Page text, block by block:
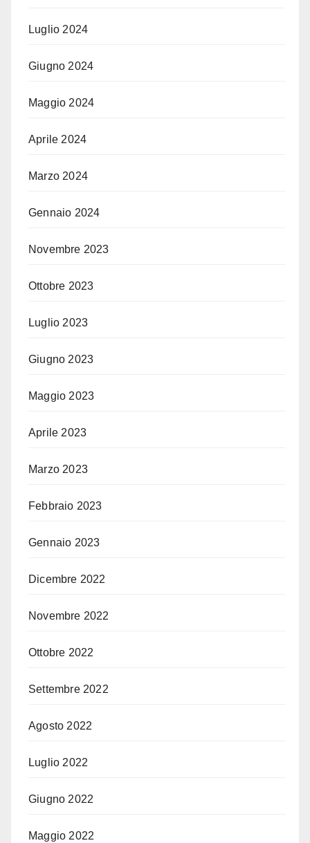
Luglio 2024
Giugno 2024
Maggio 2024
Aprile 2024
Marzo 2024
Gennaio 2024
Novembre 2023
Ottobre 2023
Luglio 2023
Giugno 2023
Maggio 2023
Aprile 2023
Marzo 2023
Febbraio 2023
Gennaio 2023
Dicembre 2022
Novembre 2022
Ottobre 2022
Settembre 2022
Agosto 2022
Luglio 2022
Giugno 2022
Maggio 2022